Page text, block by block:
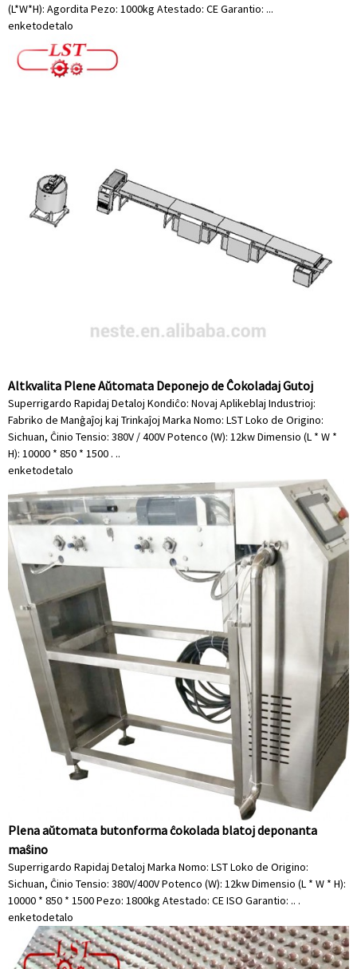
(L*W*H): Agordita Pezo: 1000kg Atestado: CE Garantio: ...
enketodetalo
Altkvalita Plene Aŭtomata Deponejo de Ĉokoladaj Gutoj
Superrigardo Rapidaj Detaloj Kondiĉo: Novaj Aplikeblaj Industrioj:
Fabriko de Manĝaĵoj kaj Trinkaĵoj Marka Nomo: LST Loko de Origino:
Sichuan, Ĉinio Tensio: 380V / 400V Potenco (W): 12kw Dimensio (L * W *
H): 10000 * 850 * 1500 . ..
enketodetalo
Plena aŭtomata butonforma ĉokolada blatoj deponanta
maŝino
Superrigardo Rapidaj Detaloj Marka Nomo: LST Loko de Origino:
Sichuan, Ĉinio Tensio: 380V/400V Potenco (W): 12kw Dimensio (L * W * H):
10000 * 850 * 1500 Pezo: 1800kg Atestado: CE ISO Garantio: .. .
enketodetalo